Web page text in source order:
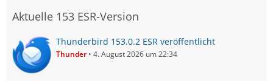
Aktuelle 153 ESR-Version
Thunderbird 153.0.2 ESR veröffentlicht
Thunder 4. August 2026 um 22:34